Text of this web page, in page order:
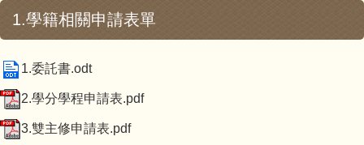
1.學籍相關申請表單
1.委託書.odt
2.學分學程申請表.pdf
3.雙主修申請表.pdf